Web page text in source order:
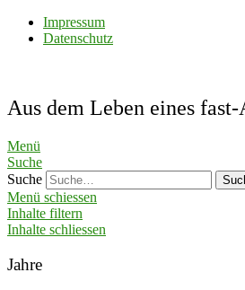
Impressum
Datenschutz
Aus dem Leben eines
Menü
Suche
Suche
Menü schiessen
Inhalte filtern
Inhalte schliessen
Jahre